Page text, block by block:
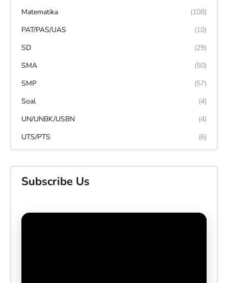
Matematika
(108)
PAT/PAS/UAS
(10)
SD
(29)
SMA
(50)
SMP
(57)
Soal
(4)
UN/UNBK/USBN
(4)
UTS/PTS
(6)
Subscribe Us